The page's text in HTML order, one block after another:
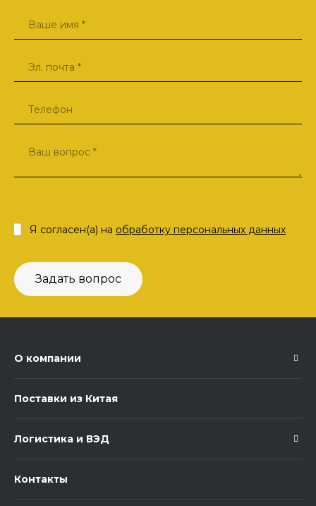
Задать вопрос
Я согласен(а) на обработку персональных данных
О компании
Поставки из Китая
Логистика и ВЭД
Контакты